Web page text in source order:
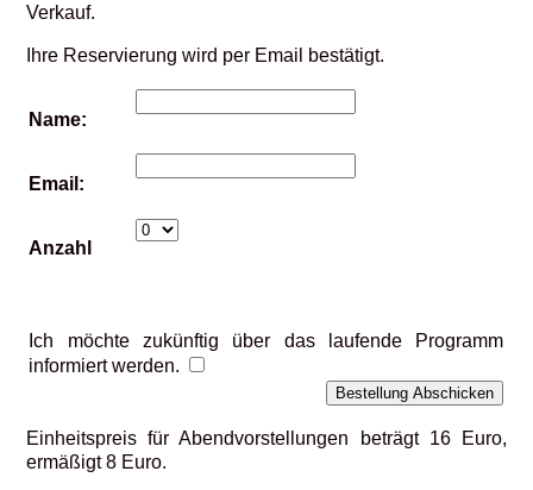
Verkauf.
Ihre Reservierung wird per Email bestätigt.
Name:
Email:
Anzahl
Ich möchte zukünftig über das laufende Programm
informiert werden.
Einheitspreis für Abendvorstellungen beträgt 16 Euro,
ermäßigt 8 Euro.